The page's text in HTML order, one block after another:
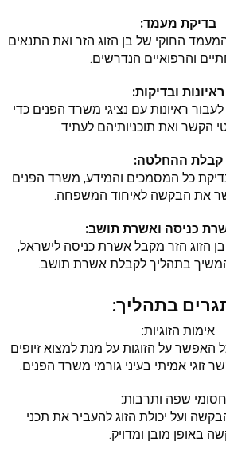
בדיקת מעמד:
החוקי של בן הזוג הזר ואת התנאים
והרפואיים הנדרשים.
ראיונות ובדיקות:
ראיונות עם נציגי משרד הפנים כדי
הקשר ואת תוכניותיהם לעתיד.
קבלת ההחלטה:
כל המסמכים והמידע, משרד הפנים
את הבקשה לאיחוד המשפחה.
כניסה ואשרת תושב:
הזוג הזר מקבל אשרת כניסה לישראל,
בתהליך לקבלת אשרת תושב.
בתהליך:
אימות הזוגיות:
על הזוגות על מנת למצוא זיופים
זוגי אמיתי בעיני גורמי משרד הפנים.
שפה ותרבות:
ועל יכולת הזוג להעביר את תכני
באופן מובן ומדויק.